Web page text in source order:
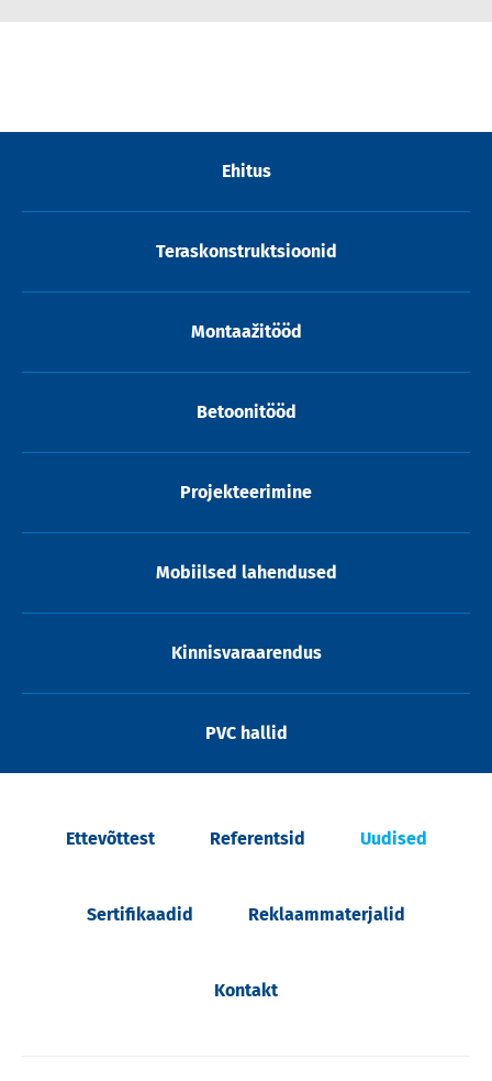
Ehitus
Teraskonstruktsioonid
Montaažitööd
Betoonitööd
Projekteerimine
Mobiilsed lahendused
Kinnisvaraarendus
PVC hallid
Ettevõttest Referentsid Uudised
Sertifikaadid Reklaammaterjalid
Kontakt